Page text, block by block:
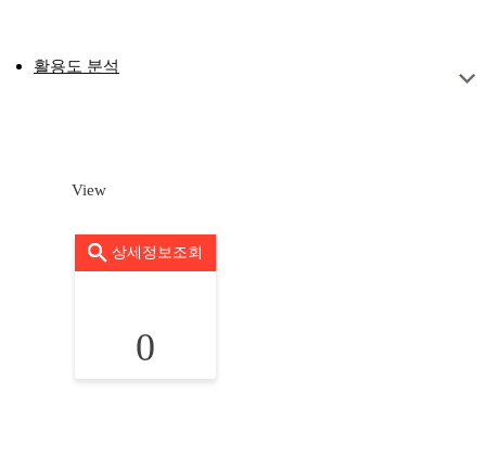
활용도 분석
View
상세정보조회
0